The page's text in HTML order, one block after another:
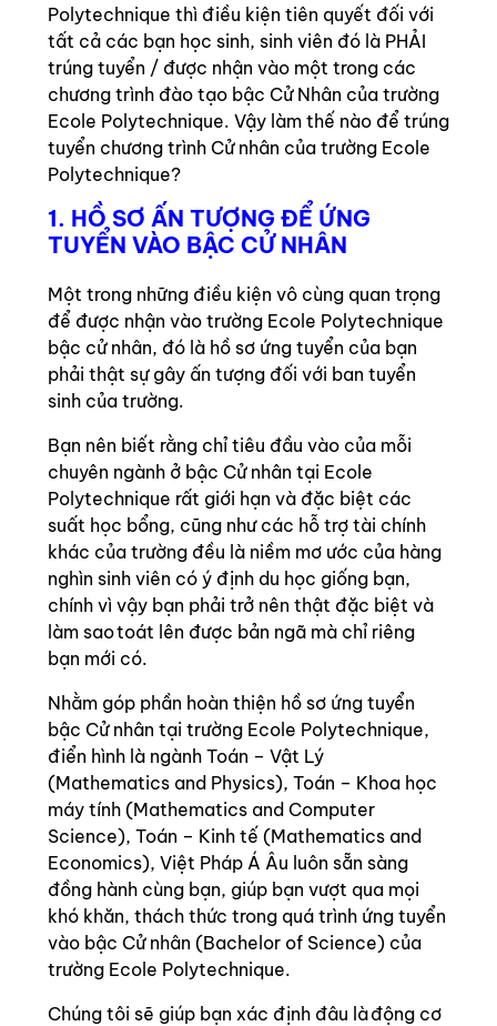
Polytechnique thì điều kiện tiên quyết đối với
tất cả các bạn học sinh, sinh viên đó là PHẢI
trúng tuyển / được nhận vào một trong các
chương trình đào tạo bậc Cử Nhân của trường
Ecole Polytechnique. Vậy làm thế nào để trúng
tuyển chương trình Cử nhân của trường Ecole
Polytechnique?
1. HỒ SƠ ẤN TƯỢNG ĐỂ ỨNG
TUYỂN VÀO BẬC CỬ NHÂN
Một trong những điều kiện vô cùng quan trọng
để được nhận vào trường Ecole Polytechnique
bậc cử nhân, đó là hồ sơ ứng tuyển của bạn
phải thật sự gây ấn tượng đối với ban tuyển
sinh của trường.
Bạn nên biết rằng chỉ tiêu đầu vào của mỗi
chuyên ngành ở bậc Cử nhân tại Ecole
Polytechnique rất giới hạn và đặc biệt các
suất học bổng, cũng như các hỗ trợ tài chính
khác của trường đều là niềm mơ ước của hàng
nghìn sinh viên có ý định du học giống bạn,
chính vì vậy bạn phải trở nên thật đặc biệt và
làm sao toát lên được bản ngã mà chỉ riêng
bạn mới có.
Nhằm góp phần hoàn thiện hồ sơ ứng tuyển
bậc Cử nhân tại trường Ecole Polytechnique,
điển hình là ngành Toán – Vật Lý
(Mathematics and Physics), Toán – Khoa học
máy tính (Mathematics and Computer
Science), Toán – Kinh tế (Mathematics and
Economics), Việt Pháp Á Âu luôn sẵn sàng
đồng hành cùng bạn, giúp bạn vượt qua mọi
khó khăn, thách thức trong quá trình ứng tuyển
vào bậc Cử nhân (Bachelor of Science) của
trường Ecole Polytechnique.
Chúng tôi sẽ giúp bạn xác định đâu là động cơ